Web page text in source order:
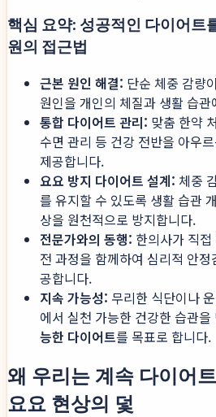
핵심 요약: 성공적인 다이어트
원의 접근법
근본 원인 해결: 단순 체중 감량
원인을 개인의 체질과 생활 습
통합 다이어트 관리: 맞춤 한약
수면 관리 등 건강 전반을 아우
제공합니다.
요요 방지 다이어트 설계: 체중
를 유지할 수 있도록 생활 습관
상을 원천적으로 방지합니다.
전문가와의 동행: 한의사가 직
전 과정을 함께하여 심리적 안
공합니다.
지속 가능성: 무리한 식단이나
에서 실천 가능한 건강한 습관을
능한 다이어트를 목표로 합니다.
왜 우리는 계속 다이어
요요 현상의 덫